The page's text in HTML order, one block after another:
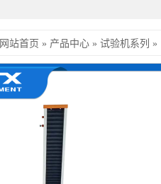
网站首页 » 产品中心 » 试验机系列 »